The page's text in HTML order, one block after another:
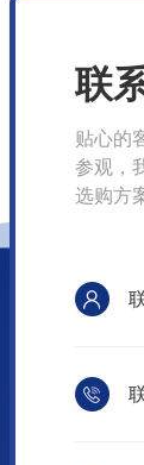
联
贴心的
参观，
选购方